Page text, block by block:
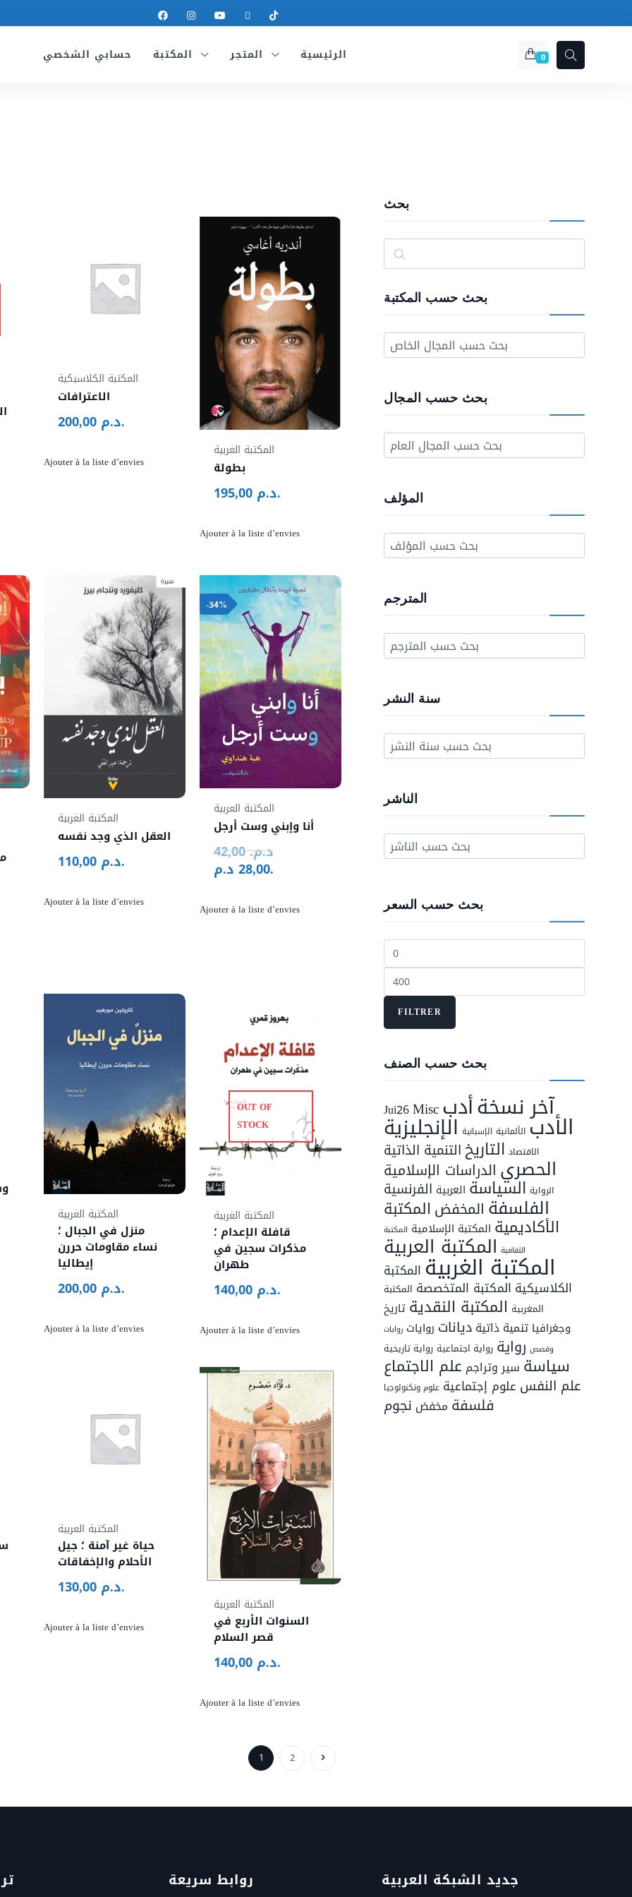
حسابي الشخصي الرئيسية 0
المكتبة الكلاسيكية
الاعترافات
200,00 د.م.
Ajouter à la liste d’envies
المكتبة الغربية
بطولة
195,00 د.م.
Ajouter à la liste d’envies
المكتبة الغربية
العقل الذي وجد نفسه
110,00 د.م.
Ajouter à la liste d’envies
-34%
المكتبة العربية
أنا وإبني وست أرجل
42,00د.م.
Le
prix
était :
28,00د.م.
actuel
Ajouter à la liste d’envies
المكتبة الغربية
منزل في الجبال ؛
نساء مقاومات حررن
إيطاليا
200,00 د.م.
Ajouter à la liste d’envies
OUT OF
STOCK
المكتبة الغربية
قافلة الإعدام ؛
مذكرات سجين في
طهران
140,00 د.م.
Ajouter à la liste d’envies
المكتبة العربية
حياة غير آمنة ؛ جيل
الأحلام والإخفاقات
130,00 د.م.
Ajouter à la liste d’envies
المكتبة العربية
السنوات الأربع في
قصر السلام
140,00 د.م.
Ajouter à la liste d’envies
1 2
بحث
Rechercher
بحث حسب المكتبة
بحث حسب المجال
المؤلف
المترجم
سنة النشر
الناشر
بحث حسب السعر
Prix
min
Prix
max
FILTRER
بحث حسب الصنف
Jui26Misc آخر نسخةأدب
الأدب الألمانية الإسبانية الإنجليزية
الاقتصاد التاريخ التنمية الذاتية
الحصري الدراسات الإسلامية
الرواية السياسة العربية الفرنسية
الفلسفة المخفض المكتبة
الأكاديمية المكتبة الإسلامية المكتبة
الثقافية المكتبة العربية
المكتبة الغربية المكتبة
الكلاسيكية المكتبة المتخصصة المكتبة
المغربية المكتبة النقدية تاريخ
وجغرافيا تنمية ذاتية ديانات روايات روايات
وقصص رواية رواية اجتماعية رواية تاريخية
سياسة سير وتراجم علم الاجتماع
علم النفس علوم إجتماعية علوم وتكنولوجيا
فلسفة مخفض نجوم
روابط سريعة جديد الشبكة العربية